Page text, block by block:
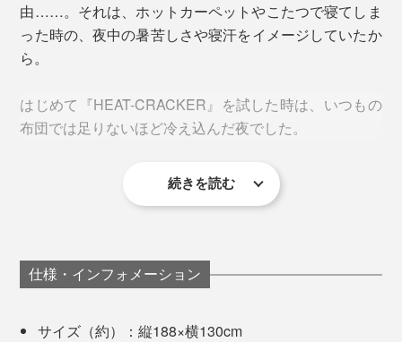
CRACKER PREMIUM』を、敷布団と掛布団の間に挟
み、温度を「強」設定で3時間ほど通電すれば「ダニ退
した『HEAT-CRACKER PREMIUM』。抗菌・消臭加工
を施し、なめらかな毛並みにうっとりします。
さらに通常の毛布はフチ部分にヘムという別生地を巻い
て仕上げますが、本品はヘムレス仕様で隅々まで気持ち
いい！
首にあたる部分もふわふわなので、布団に入った瞬間か
らうっとりします。
由……。それは、ホットカーペットやこたつで寝てしま
った時の、夜中の暑苦しさや寝汗をイメージしていたか
ら。
はじめて『HEAT-CRACKER』を試した時は、いつもの
布団では足りないほど冷え込んだ夜でした。
まず、30分の予熱をして、いざ布団に入ったら「なんて
れていく。気づかないうちに、眠りの世界へと落ちてい
きました。
続きを読む
仕様・インフォメーション
サイズ（約）：縦188×横130cm